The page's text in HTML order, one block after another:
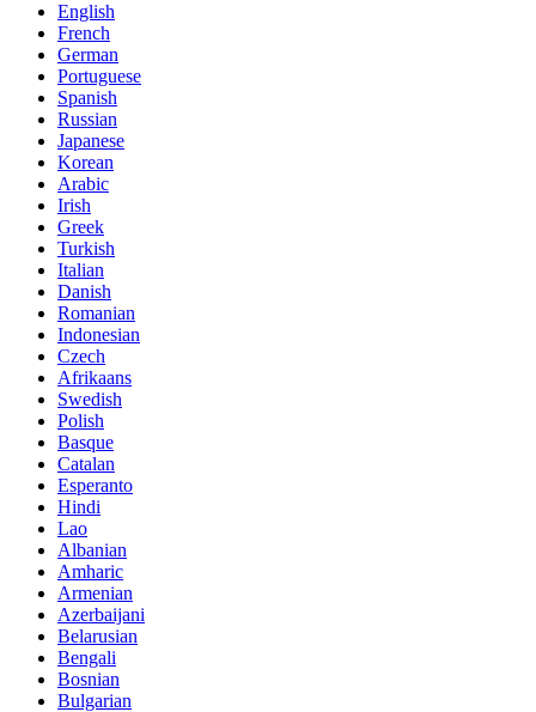
English
French
German
Portuguese
Spanish
Russian
Japanese
Korean
Arabic
Irish
Greek
Turkish
Italian
Danish
Romanian
Indonesian
Czech
Afrikaans
Swedish
Polish
Basque
Catalan
Esperanto
Hindi
Lao
Albanian
Amharic
Armenian
Azerbaijani
Belarusian
Bengali
Bosnian
Bulgarian